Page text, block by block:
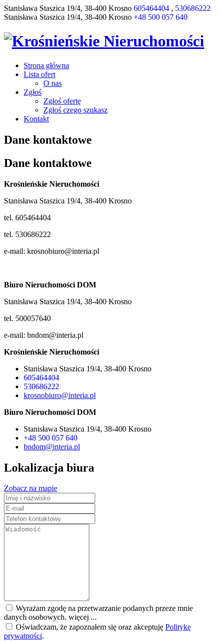
Stanisława Staszica 19/4, 38-400 Krosno 605464404 , 530686222
Stanisława Staszica 19/4, 38-400 Krosno +48 500 057 640
Strona główna
Lista ofert
O nas
Zgłoś
Zgłoś ofertę
Zgłoś czego szukasz
Kontakt
Dane kontaktowe
Dane kontaktowe
Krośnieńskie Nieruchomości
Stanisława Staszica 19/4, 38-400 Krosno
tel. 605464404
tel. 530686222
e-mail: krosnobiuro@interia.pl
Biuro Nieruchomości DOM
Stanisława Staszica 19/4, 38-400 Krosno
tel. 500057640
e-mail: bndom@interia.pl
Krośnieńskie Nieruchomości
Stanisława Staszica 19/4, 38-400 Krosno
605464404
530686222
krosnobiuro@interia.pl
Biuro Nieruchomości DOM
Stanisława Staszica 19/4, 38-400 Krosno
+48 500 057 640
bndom@interia.pl
Lokalizacja biura
Zobacz na mapie
Wyrażam zgodę na przetwarzanie podanych przeze mnie
danych osobowych. więcej ...
Oświadczam, że zapoznałem się oraz akceptuję Politykę
prywatności.